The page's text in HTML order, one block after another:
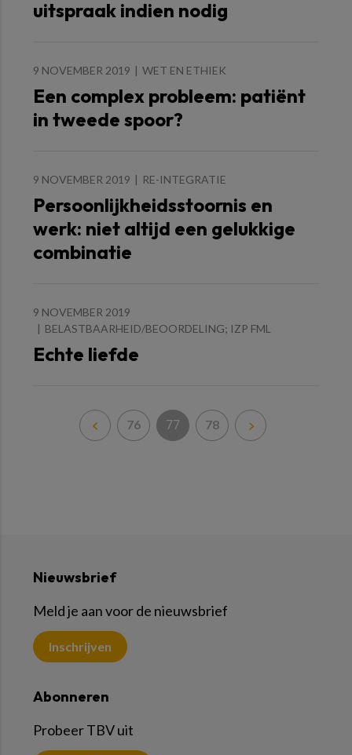
uitspraak indien nodig
9 NOVEMBER 2019 WET EN ETHIEK
Een complex probleem: patiënt
in tweede spoor?
9 NOVEMBER 2019 RE-INTEGRATIE
Persoonlijkheidsstoornis en
werk: niet altijd een gelukkige
combinatie
9 NOVEMBER 2019
BELASTBAARHEID/BEOORDELING; IZP FML
Echte liefde
76 77 78
Nieuwsbrief
Meld je aan voor de nieuwsbrief
Inschrijven
Abonneren
Probeer TBV uit